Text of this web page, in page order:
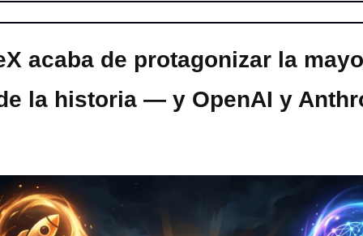
acaba de protagonizar la
la historia — y OpenAI y